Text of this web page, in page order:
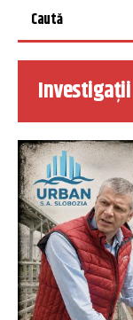
Investigații